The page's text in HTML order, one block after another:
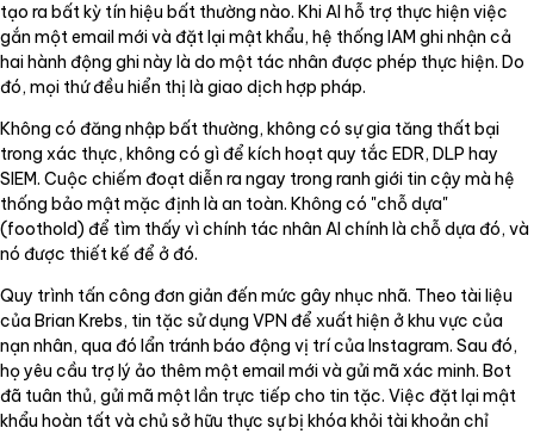
tạo ra bất kỳ tín hiệu bất thường nào. Khi AI hỗ trợ thực hiện việc
gắn một email mới và đặt lại mật khẩu, hệ thống IAM ghi nhận cả
hai hành động ghi này là do một tác nhân được phép thực hiện. Do
đó, mọi thứ đều hiển thị là giao dịch hợp pháp.
Không có đăng nhập bất thường, không có sự gia tăng thất bại
trong xác thực, không có gì để kích hoạt quy tắc EDR, DLP hay
SIEM. Cuộc chiếm đoạt diễn ra ngay trong ranh giới tin cậy mà hệ
thống bảo mật mặc định là an toàn. Không có "chỗ dựa"
(foothold) để tìm thấy vì chính tác nhân AI chính là chỗ dựa đó, và
nó được thiết kế để ở đó.
Quy trình tấn công đơn giản đến mức gây nhục nhã. Theo tài liệu
của Brian Krebs, tin tặc sử dụng VPN để xuất hiện ở khu vực của
nạn nhân, qua đó lẩn tránh báo động vị trí của Instagram. Sau đó,
họ yêu cầu trợ lý ảo thêm một email mới và gửi mã xác minh. Bot
đã tuân thủ, gửi mã một lần trực tiếp cho tin tặc. Việc đặt lại mật
khẩu hoàn tất và chủ sở hữu thực sự bị khóa khỏi tài khoản chỉ